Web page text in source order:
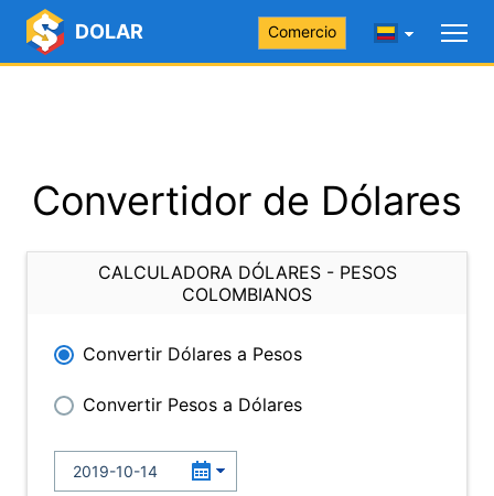
DOLAR Comercio
Convertidor de Dólares
CALCULADORA DÓLARES - PESOS
COLOMBIANOS
Convertir Dólares a Pesos
Convertir Pesos a Dólares